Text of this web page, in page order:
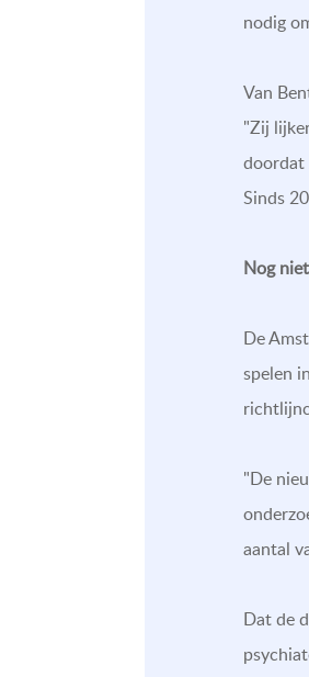
nodig
Van
"Zij
doordat
Sinds
Nog
De
spelen
"De
aantal
Dat de